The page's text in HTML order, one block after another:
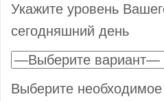
Укажите уровень
сегодняшний день
Выберите